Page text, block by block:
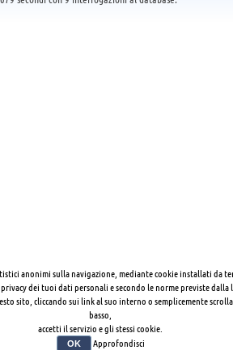
anonimi sulla navigazione, mediante cookie installati da
dei tuoi dati personali e secondo le norme previste dalla
sito, cliccando sui link al suo interno o semplicemente
basso,
accetti il servizio e gli stessi cookie.
OK Approfondisci